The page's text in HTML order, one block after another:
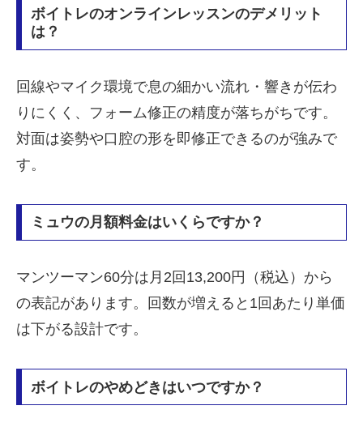
ボイトレのオンラインレッスンのデメリット
は？
回線やマイク環境で息の細かい流れ・響きが伝わ
りにくく、フォーム修正の精度が落ちがちです。
対面は姿勢や口腔の形を即修正できるのが強みで
す。
ミュウの月額料金はいくらですか？
マンツーマン60分は月2回13,200円（税込）から
の表記があります。回数が増えると1回あたり単価
は下がる設計です。
ボイトレのやめどきはいつですか？